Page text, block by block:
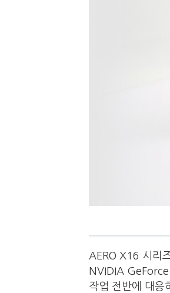
AERO X16 시리
NVIDIA
작업 전반에 대응